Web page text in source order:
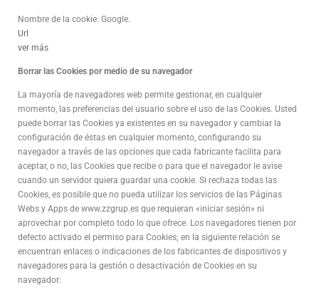
Nombre de la cookie: Google.
Url
ver más
Borrar las Cookies por medio de su navegador
La mayoría de navegadores web permite gestionar, en cualquier
momento, las preferencias del usuario sobre el uso de las Cookies. Usted
puede borrar las Cookies ya existentes en su navegador y cambiar la
configuración de éstas en cualquier momento, configurando su
navegador a través de las opciones que cada fabricante facilita para
aceptar, o no, las Cookies que recibe o para que el navegador le avise
cuando un servidor quiera guardar una cookie. Si rechaza todas las
Cookies, es posible que no pueda utilizar los servicios de las Páginas
Webs y Apps de www.zzgrup.es que requieran «iniciar sesión» ni
aprovechar por completo todo lo que ofrece. Los navegadores tienen por
defecto activado el permiso para Cookies; en la siguiente relación se
encuentran enlaces o indicaciones de los fabricantes de dispositivos y
navegadores para la gestión o desactivación de Cookies en su
navegador: